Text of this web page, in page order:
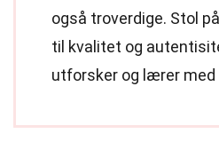
også troverdige. Stol
til kvalitet og
utforsker og lærer med